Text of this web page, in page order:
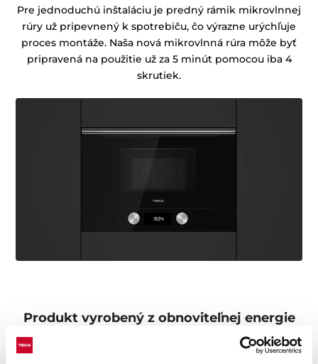
Pre jednoduchú inštaláciu je predný rámik mikrovlnnej
rúry už pripevnený k spotrebiču, čo výrazne urýchľuje
proces montáže. Naša nová mikrovlnná rúra môže byť
pripravená na použitie už za 5 minút pomocou iba 4
skrutiek.
Produkt vyrobený z obnoviteľnej energie
Tento výrobok bol vyrobený s využitím ekologickej